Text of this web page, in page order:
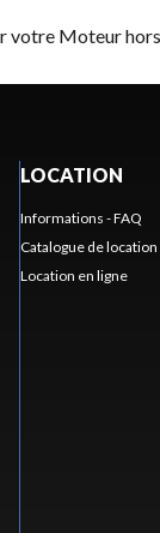
votre Moteur
LOCATION
Informations - FAQ
Catalogue de location
Location en ligne